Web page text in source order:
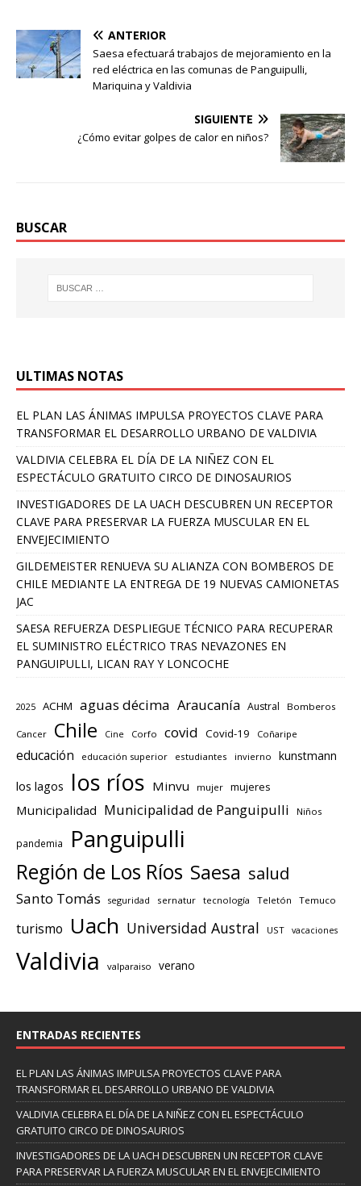
ANTERIOR
Saesa efectuará trabajos de mejoramiento en la
red eléctrica en las comunas de Panguipulli,
Mariquina y Valdivia
SIGUIENTE
¿Cómo evitar golpes de calor en niños?
BUSCAR
ULTIMAS NOTAS
EL PLAN LAS ÁNIMAS IMPULSA PROYECTOS CLAVE PARA
TRANSFORMAR EL DESARROLLO URBANO DE VALDIVIA
VALDIVIA CELEBRA EL DÍA DE LA NIÑEZ CON EL
ESPECTÁCULO GRATUITO CIRCO DE DINOSAURIOS
INVESTIGADORES DE LA UACH DESCUBREN UN RECEPTOR
CLAVE PARA PRESERVAR LA FUERZA MUSCULAR EN EL
ENVEJECIMIENTO
GILDEMEISTER RENUEVA SU ALIANZA CON BOMBEROS DE
CHILE MEDIANTE LA ENTREGA DE 19 NUEVAS CAMIONETAS
JAC
SAESA REFUERZA DESPLIEGUE TÉCNICO PARA RECUPERAR
EL SUMINISTRO ELÉCTRICO TRAS NEVAZONES EN
PANGUIPULLI, LICAN RAY Y LONCOCHE
2025 ACHM aguas décima Araucanía Austral Bomberos
Cancer Chile Cine Corfo covid Covid-19 Coñaripe
educación educación superior estudiantes invierno kunstmann
los lagos los ríos Minvu mujer mujeres
Municipalidad Municipalidad de Panguipulli Niños
pandemia Panguipulli
Región de Los Ríos Saesa salud
Santo Tomás seguridad sernatur tecnología Teletón Temuco
turismo Uach Universidad Austral UST vacaciones
Valdivia valparaiso verano
ENTRADAS RECIENTES
EL PLAN LAS ÁNIMAS IMPULSA PROYECTOS CLAVE PARA
TRANSFORMAR EL DESARROLLO URBANO DE VALDIVIA
VALDIVIA CELEBRA EL DÍA DE LA NIÑEZ CON EL ESPECTÁCULO
GRATUITO CIRCO DE DINOSAURIOS
INVESTIGADORES DE LA UACH DESCUBREN UN RECEPTOR CLAVE
PARA PRESERVAR LA FUERZA MUSCULAR EN EL ENVEJECIMIENTO